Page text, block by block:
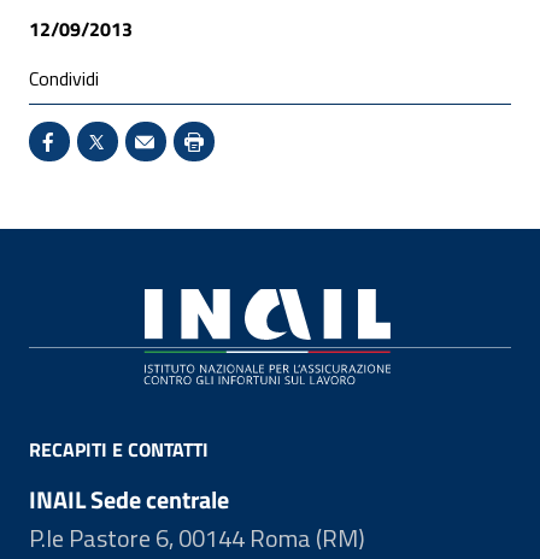
12/09/2013
Condividi
Condividi su Facebook - Sito esterno - Apertura in
X - Sito esterno - Apertura in nuova finestra
Invio Mail: apre il programma di posta
Stampa pagina: scelta meno
RECAPITI E CONTATTI
INAIL Sede centrale
P.le Pastore 6, 00144 Roma (RM)